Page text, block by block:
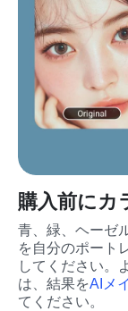
購入前にカ
青、緑、ヘーゼ
を自分のポート
してください。
は、結果をAIメ
てください。